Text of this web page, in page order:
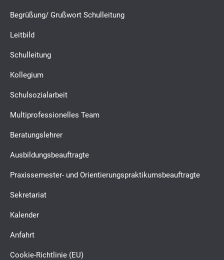
Begrüßung/ Grußwort Schulleitung
Leitbild
Schulleitung
Kollegium
Schulsozialarbeit
Multiprofessionelles Team
Beratungslehrer
Ausbildungsbeauftragte
Praxissemester- und Orientierungspraktikumsbeauftragte
Sekretariat
Kalender
Anfahrt
Cookie-Richtlinie (EU)